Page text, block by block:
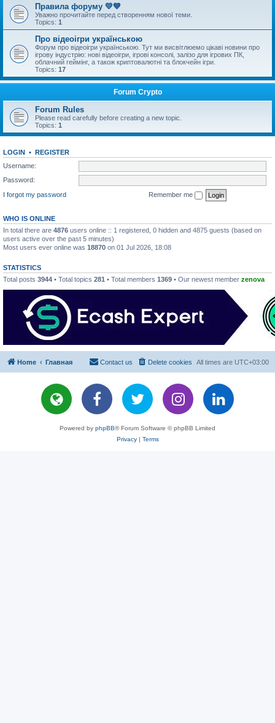
Правила форуму 💛💙
Уважно прочитайте перед створенням нової теми.
Topics: 1
Про відеоігри українською
Форум про відеоігри українською. Тут ми висвітлюемо цікаві новини про
ігрову індустрію: нові відеоігри, ігрові консолі, залізо для ігрових ПК,
облачний геймінг, а також криптовалютні та блокчейн ігри.
Topics: 17
Forum Crypto
Forum Rules
Please read carefully before creating a new topic.
Topics: 1
LOGIN • REGISTER
Username:
Password:
I forgot my password
Remember me
WHO IS ONLINE
In total there are 4876 users online :: 1 registered, 0 hidden and 4875 guests (based on
users active over the past 5 minutes)
Most users ever online was 18870 on 01 Jul 2026, 18:08
STATISTICS
Total posts 3944 • Total topics 281 • Total members 1369 • Our newest member zenova
Home Главная All times are UTC+03:00
Delete cookies
Contact us
Powered by phpBB® Forum Software © phpBB Limited
Privacy| Terms